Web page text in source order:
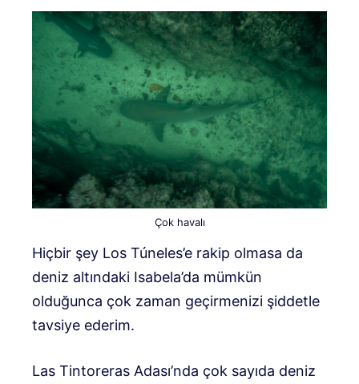
Çok havalı
Hiçbir şey Los Túneles’e rakip olmasa da
deniz altındaki Isabela’da mümkün
olduğunca çok zaman geçirmenizi şiddetle
tavsiye ederim.
Las Tintoreras Adası’nda çok sayıda deniz